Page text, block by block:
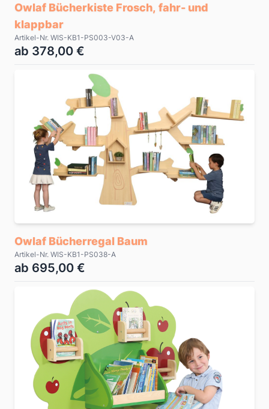
Owlaf Bücherkiste Frosch, fahr- und
klappbar
Artikel-Nr. WIS-KB1-PS003-V03-A
ab 378,00 €
Owlaf Bücherregal Baum
Artikel-Nr. WIS-KB1-PS038-A
ab 695,00 €